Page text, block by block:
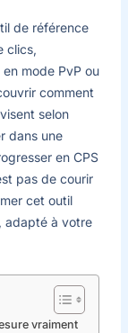
de référence
clics,
mode PvP ou
comment
selon
dans une
en CPS
pas de courir
cet outil
adapté à votre
vraiment